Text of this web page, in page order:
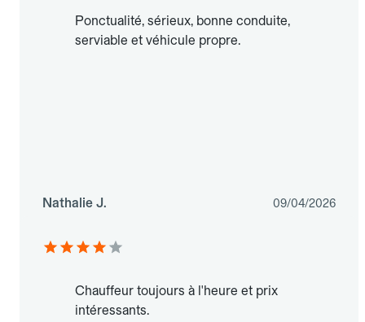
Ponctualité, sérieux, bonne conduite,
serviable et véhicule propre.
Nathalie J. 09/04/2026
Chauffeur toujours à l'heure et prix
intéressants.